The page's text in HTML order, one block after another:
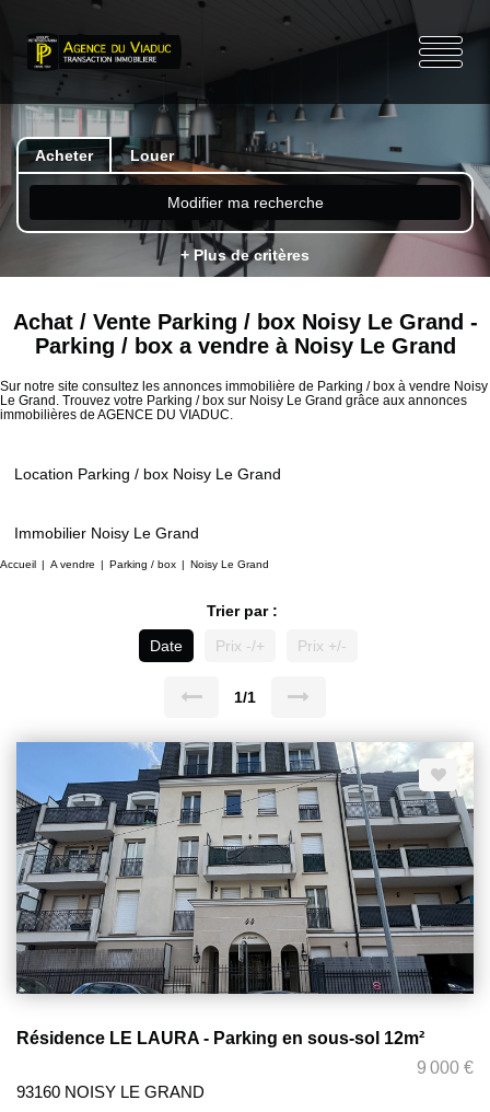
Acheter Louer
Modifier ma recherche
+ Plus de critères
Achat / Vente Parking / box Noisy Le Grand -
Parking / box a vendre à Noisy Le Grand
Sur notre site consultez les annonces immobilière de Parking / box à vendre Noisy
Le Grand. Trouvez votre Parking / box sur Noisy Le Grand grâce aux annonces
immobilières de AGENCE DU VIADUC.
Location Parking / box Noisy Le Grand
Immobilier Noisy Le Grand
Accueil A vendre Parking / box Noisy Le Grand
Trier par :
Date
Prix -/+ Prix +/-
1/1
Résidence LE LAURA - Parking en sous-sol 12m²
9 000 €
93160 NOISY LE GRAND